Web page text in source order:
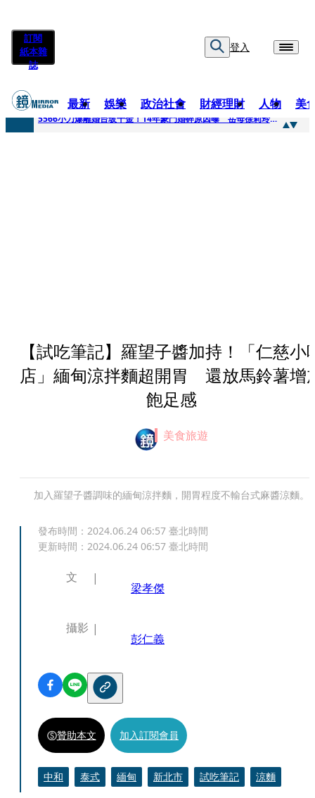
訂閱
紙本雜
誌
登入
最新 娛樂 政治社會 財經理財 人物 美
快訊
5566小刀爆離婚台玻千金！14年豪門婚碎原因曝 岳母徐莉玲風暴意外揭家族祕辛
【試吃筆記】羅望子醬加持！「仁慈小
店」緬甸涼拌麵超開胃 還放馬鈴薯增
飽足感
美食旅遊
加入羅望子醬調味的緬甸涼拌麵，開胃程度不輸台式麻醬涼麵。
發布時間： 2024.06.24 06:57 臺北時間
更新時間： 2024.06.24 06:57 臺北時間
文
梁孝傑
攝影
彭仁義
贊助本文 加入訂閱會員
中和 泰式 緬甸 新北市 試吃筆記 涼麵